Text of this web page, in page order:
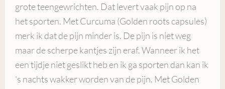
grote teengewrichten. Dat levert vaak pijn op na
het sporten. Met Curcuma (Golden roots capsules)
merk ik dat de pijn minder is. De pijn is niet weg
maar de scherpe kantjes zijn eraf. Wanneer ik het
een tijdje niet geslikt heb en ik ga sporten dan kan ik
's nachts wakker worden van de pijn. Met Golden